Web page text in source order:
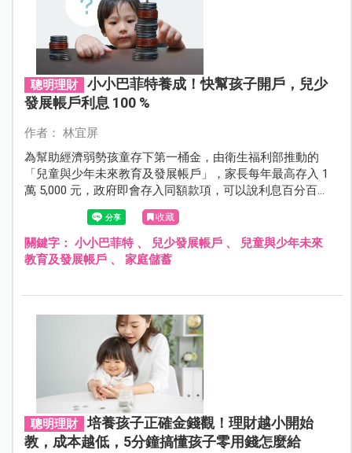
聰明理財
小小巴菲特養成！快幫孩子開戶，兒少
發展帳戶利息 100 %
作者： 林宜屏
為幫助經濟弱勢孩童存下第一桶金，由衛生福利部推動的
「兒童與少年未來教育及發展帳戶」，家長每年最高存入 1
萬 5,000 元，政府即會存入同額款項，可以說利息百分百，
讓開戶爸媽賺很大，因為投資孩子就是投資未來！
收藏
關鍵字： 小小巴菲特、 兒少發展帳戶、
兒童與少年未來
教育及發展帳戶、 家庭儲蓄
聰明理財
培養孩子正確金錢觀！理財越小開始
教，成本越低，5分鐘搞懂孩子零用錢怎麼給